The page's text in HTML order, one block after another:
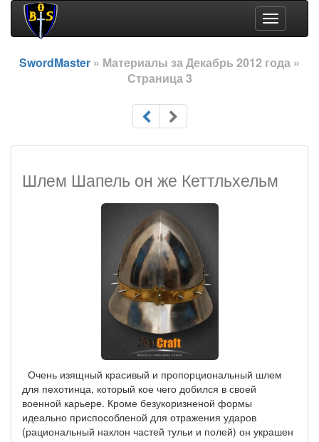
Toggle
navigation
SwordMaster » Материалы за Декабрь 2012 года »
Страница 3
Шлем Шапель он же Кеттльхельм
Очень изящный красивый и пропорциональный шлем
для пехотинца, который кое чего добился в своей
военной карьере. Кроме безукоризненой формы
идеально приспособленой для отражения ударов
(рациональный наклон частей тульи и полей) он украшен